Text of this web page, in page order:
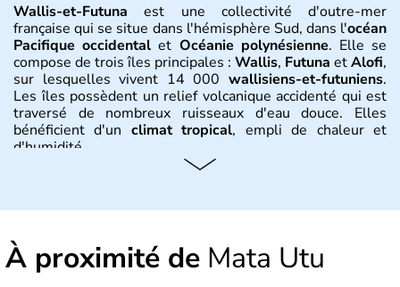
Wallis-et-Futuna est une collectivité d'outre-mer
française qui se situe dans l'hémisphère Sud, dans l'océan
Pacifique occidental et Océanie polynésienne. Elle se
compose de trois îles principales : Wallis, Futuna etAlofi,
sur lesquelles vivent 14 000 wallisiens-et-futuniens.
Les îles possèdent un relief volcanique accidenté qui est
traversé de nombreux ruisseaux d'eau douce. Elles
bénéficient d'un climat tropical, empli de chaleur et
d'humidité.
Les premiers habitants deWallis-et-Futunasont des
En 1616, les hollandais débarquent sur l'île de Chaloupe,
puis atteignentFutuna . L'île deWallis est découverte
À proximité de Mata Utu